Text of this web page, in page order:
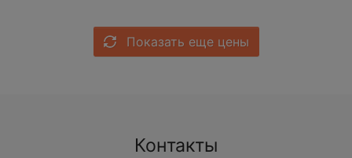
Показать еще цены
Контакты